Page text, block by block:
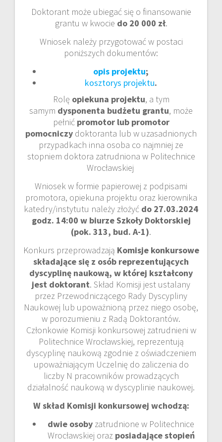
Doktorant może ubiegać się o finansowanie
grantu w kwocie do 20 000 zł.
Wniosek należy przygotować w postaci
poniższych dokumentów:
opis projektu;
kosztorys projektu.
Rolę opiekuna projektu, a tym
samym dysponenta budżetu grantu, może
pełnićpromotor lub promotor
pomocniczy doktoranta lub w uzasadnionych
przypadkach inna osoba co najmniej ze
stopniem doktora zatrudniona w Politechnice
Wrocławskiej
Wniosek w formie papierowej z podpisami
promotora, opiekuna projektu oraz kierownika
katedry/instytutu należy złożyć do 27.03.2024
godz. 14:00 w biurze Szkoły Doktorskiej
(pok. 313, bud. A-1).
Konkurs przeprowadzają Komisje konkursowe
składające się z osób reprezentujących
dyscyplinę naukową, w której kształcony
jest doktorant. Skład Komisji jest ustalany
przez Przewodniczącego Rady Dyscypliny
Naukowej lub upoważnioną przez niego osobę,
w porozumieniu z Radą Doktorantów.
Członkowie Komisji konkursowej zatrudnieni w
Politechnice Wrocławskiej, reprezentują
dyscyplinę naukową zgodnie z oświadczeniem
upoważniającym Uczelnię do zaliczenia do
liczby N pracowników prowadzących
działalność naukową w dyscyplinie naukowej.
W skład Komisji konkursowej wchodzą:
dwie osoby zatrudnione w Politechnice
Wrocławskiej oraz posiadające stopień